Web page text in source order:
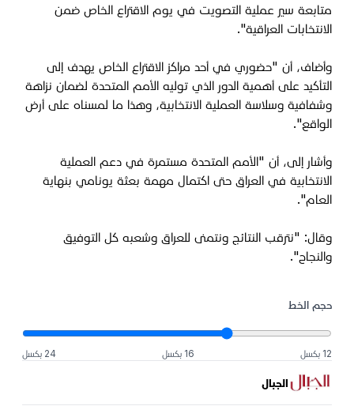
متابعة سير عملية التصويت في يوم الاقتراع الخاص ضمن
الانتخابات العراقية".
وأضاف، أن "حضوري في أحد مراكز الاقتراع الخاص يهدف إلى
التأكيد على أهمية الدور الذي توليه الأمم المتحدة لضمان نزاهة
وشفافية وسلاسة العملية الانتخابية، وهذا ما لمسناه على أرض
الواقع".
وأشار إلى، أن "الأمم المتحدة مستمرة في دعم العملية
الانتخابية في العراق حتى اكتمال مهمة بعثة يونامي بنهاية
العام".
وقال: "نترقب النتائج ونتمنى للعراق وشعبه كل التوفيق
والنجاح".
حجم الخط
12 بكسل 16 بكسل 24 بكسل
الجبال